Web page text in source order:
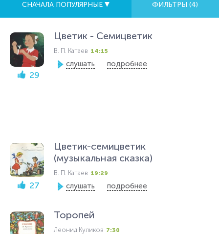
СНАЧАЛА ПОПУЛЯРНЫЕ ФИЛЬТРЫ (4)
29
Цветик - Семицветик
В. П. Катаев 14:15
слушать подробнее
27
Цветик-семицветик
(музыкальная сказка)
В. П. Катаев 19:29
слушать подробнее
Торопей
Леонид Куликов 7:30